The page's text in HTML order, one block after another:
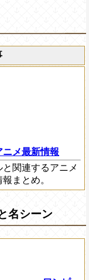
メ最新情報
と関連するアニメ
報まとめ。
名シーン